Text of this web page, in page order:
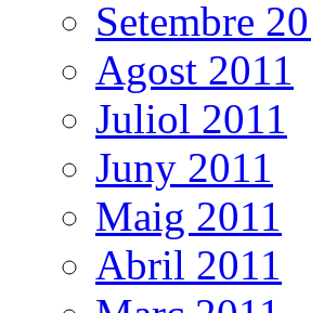
Setembre
Agost 2011
Juliol 2011
Juny 2011
Maig 2011
Abril 2011